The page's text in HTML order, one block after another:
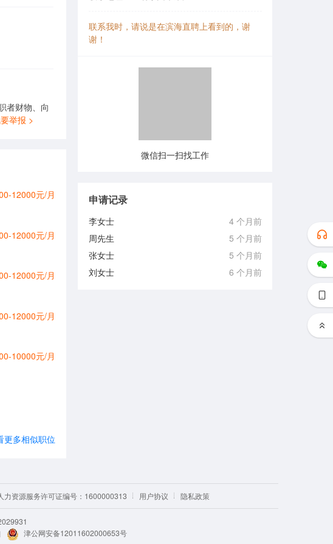
者财物、向
举报 >
12000元/月
12000元/月
12000元/月
12000元/月
10000元/月
更多相似职位
联系我时，请说是在滨海直聘上看到的，谢
谢！
微信扫一扫找工作
申请记录
李女士
4 个月前
周先生
5 个月前
张女士
5 个月前
刘女士
6 个月前
力资源服务许可证编号：1600000313 用户协议 隐私政策
津公网安备12011602000653号